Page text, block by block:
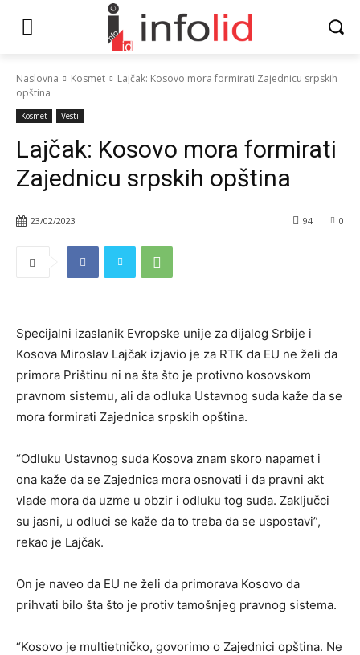
Naslovna Kosmet
Lajčak: Kosovo mora formirati Zajednicu srpskih
opština
Kosmet Vesti
Lajčak: Kosovo mora formirati
Zajednicu srpskih opština
23/02/2023 0
94
Specijalni izaslanik Evropske unije za dijalog Srbije i
Kosova Miroslav Lajčak izjavio je za RTK da EU ne želi da
primora Prištinu ni na šta što je protivno kosovskom
pravnom sistemu, ali da odluka Ustavnog suda kaže da se
mora formirati Zajednica srpskih opština.
“Odluku Ustavnog suda Kosova znam skoro napamet i
ona kaže da se Zajednica mora osnovati i da pravni akt
vlade mora da uzme u obzir i odluku tog suda. Zaključci
su jasni, u odluci se kaže da to treba da se uspostavi”,
rekao je Lajčak.
On je naveo da EU ne želi da primorava Kosovo da
prihvati bilo šta što je protiv tamošnjeg pravnog sistema.
“Kosovo je multietničko, govorimo o Zajednici opština. Ne